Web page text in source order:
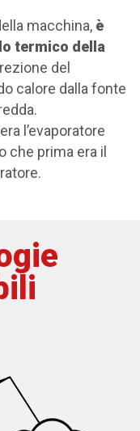
macchina, è
termico della
del
calore dalla fonte
l’evaporatore
che prima era il